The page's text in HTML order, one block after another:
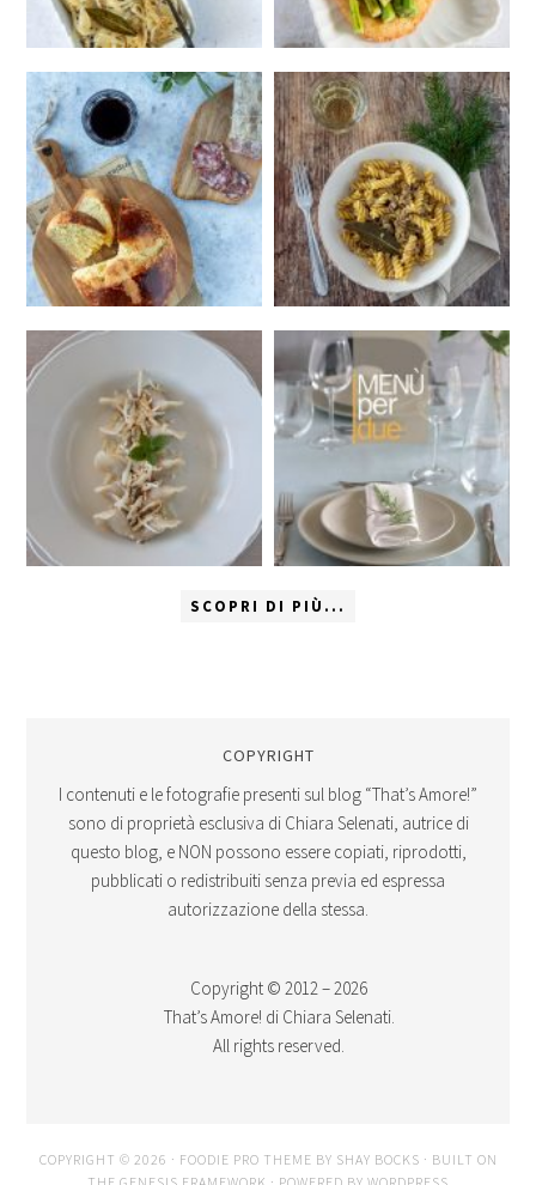
SCOPRI DI PIÙ...
COPYRIGHT
I contenuti e le fotografie presenti sul blog “That’s Amore!”
sono di proprietà esclusiva di Chiara Selenati, autrice di
questo blog, e NON possono essere copiati, riprodotti,
pubblicati o redistribuiti senza previa ed espressa
autorizzazione della stessa.
Copyright © 2012 – 2026
That’s Amore! di Chiara Selenati.
All rights reserved.
COPYRIGHT © 2026 · FOODIE PRO THEME BY SHAY BOCKS · BUILT ON